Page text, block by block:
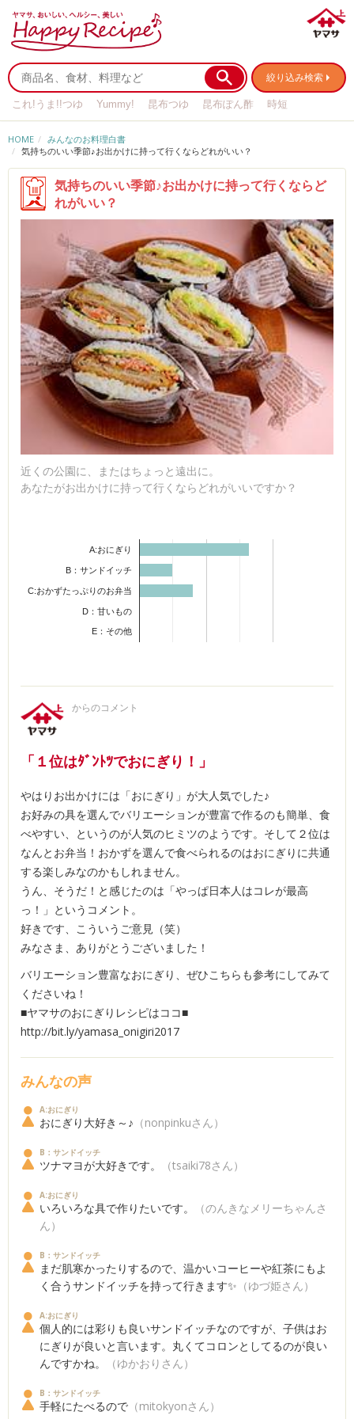
絞り込み検索
これ!うま!!つゆ Yummy! 昆布つゆ 昆布ぽん酢
時短
HOME
みんなのお料理白書
気持ちのいい季節♪お出かけに持って行くならどれがいい？
気持ちのいい季節♪お出かけに持って行くならど
れがいい？
近くの公園に、またはちょっと遠出に。
あなたがお出かけに持って行くならどれがいいですか？
A:おにぎり
B：サンドイッチ
C:おかずたっぷりのお弁当
D：甘いもの
E：その他
からのコメント
「１位はﾀﾞﾝﾄﾂでおにぎり！」
やはりお出かけには「おにぎり」が大人気でした♪
お好みの具を選んでバリエーションが豊富で作るのも簡単、食
べやすい、というのが人気のヒミツのようです。そして２位は
なんとお弁当！おかずを選んで食べられるのはおにぎりに共通
する楽しみなのかもしれません。
うん、そうだ！と感じたのは「やっぱ日本人はコレが最高
っ！」というコメント。
好きです、こういうご意見（笑）
みなさま、ありがとうございました！
バリエーション豊富なおにぎり、ぜひこちらも参考にしてみて
くださいね！
■ヤマサのおにぎりレシピはココ■
http://bit.ly/yamasa_onigiri2017
みんなの声
A:おにぎり
おにぎり大好き～♪ （nonpinkuさん）
B：サンドイッチ
ツナマヨが大好きです。 （tsaiki78さん）
A:おにぎり
いろいろな具で作りたいです。
（のんきなメリーちゃんさ
ん）
B：サンドイッチ
まだ肌寒かったりするので、温かいコーヒーや紅茶にもよ
く合うサンドイッチを持って行きます✨ （ゆづ姫さん）
A:おにぎり
個人的には彩りも良いサンドイッチなのですが、子供はお
にぎりが良いと言います。丸くてコロンとしてるのが良い
んですかね。
（ゆかおりさん）
B：サンドイッチ
手軽にたべるので （mitokyonさん）